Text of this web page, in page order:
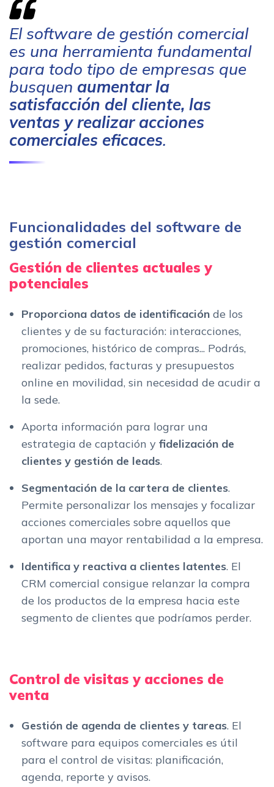
El software de gestión comercial
es una herramienta fundamental
para todo tipo de empresas que
busquen aumentar la
satisfacción del cliente, las
ventas y realizar acciones
comerciales eficaces.
Funcionalidades del software de
gestión comercial
Gestión de clientes actuales y
potenciales
Proporciona datos de identificación de los
clientes y de su facturación: interacciones,
promociones, histórico de compras... Podrás,
realizar pedidos, facturas y presupuestos
online en movilidad, sin necesidad de acudir a
la sede.
Aporta información para lograr una
estrategia de captación y fidelización de
clientes y gestión de leads.
Segmentación de la cartera de clientes.
Permite personalizar los mensajes y focalizar
acciones comerciales sobre aquellos que
aportan una mayor rentabilidad a la empresa.
Identifica y reactiva a clientes latentes. El
CRM comercial consigue relanzar la compra
de los productos de la empresa hacia este
segmento de clientes que podríamos perder.
Control de visitas y acciones de
venta
Gestión de agenda de clientes y tareas. El
software para equipos comerciales es útil
para el control de visitas: planificación,
agenda, reporte y avisos.